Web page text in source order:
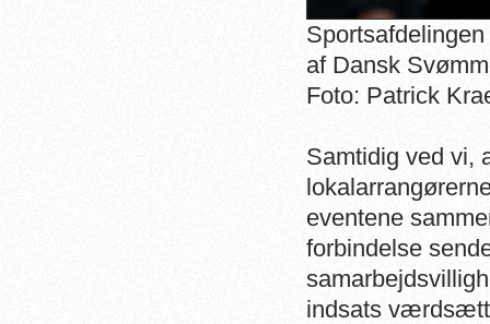
af Dansk
Foto: Patrick
Samtidig ved vi,
eventene
forbindelse
indsats